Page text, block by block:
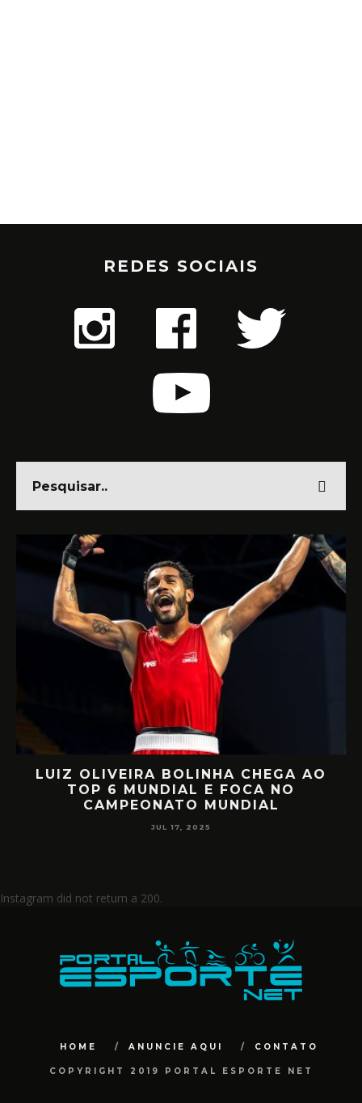
REDES SOCIAIS
OLIVEIRA BOLINHA CHEGA AO
TOP 6 MUNDIAL E FOCA NO
CAMPEONATO MUNDIAL
JUL 17, 2025
Instagram did not return a 200.
HOME ANUNCIE AQUI CONTATO
COPYRIGHT 2019 PORTAL ESPORTE NET